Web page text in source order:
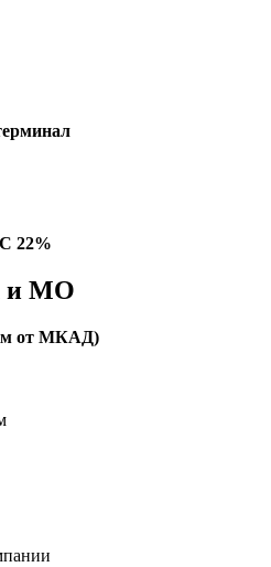
22%
и МО
км от МКАД)